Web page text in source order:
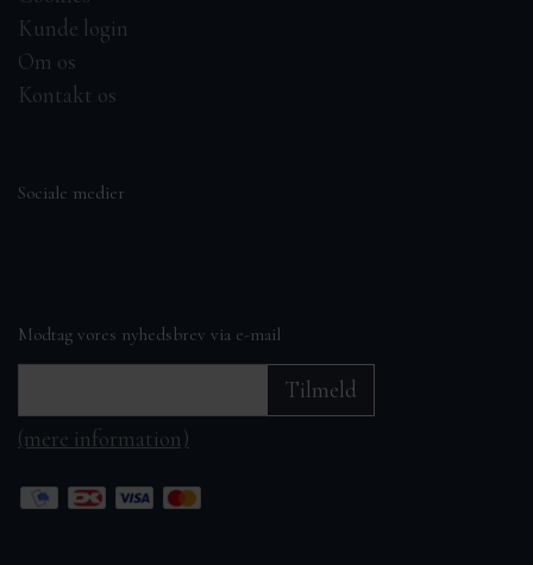
Kunde login
Om os
Kontakt os
Sociale medier
Modtag vores nyhedsbrev via e-mail
Tilmeld
(mere information)